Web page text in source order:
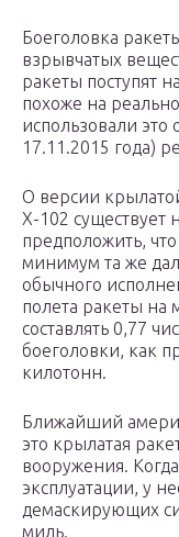
Боеголовка
взрывчатых
ракеты поступят
похоже на
использовали
17.11.2015 года)
О версии
Х-102 существует
предположить,
минимум та же
обычного
полета ракеты на
составлять 0,77
боеголовки, как
килотонн.
Ближайший
это крылатая
вооружения.
эксплуатации, у
демаскирующих
миль.